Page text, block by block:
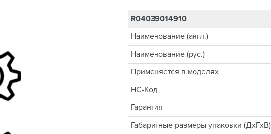
R04039014910
Наименование (англ.)
Наименование (рус.)
Применяется в моделях
НС-Код
Гарантия
Габаритные размеры упаковки (ДхГхВ)